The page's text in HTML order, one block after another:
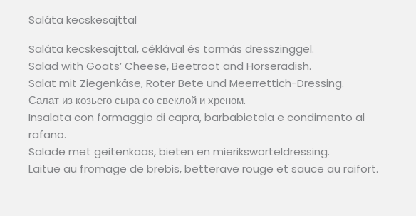
Saláta kecskesajttal
Saláta kecskesajttal, céklával és tormás dresszinggel.
Salad with Goats’ Cheese, Beetroot and Horseradish.
Salat mit Ziegenkäse, Roter Bete und Meerrettich-Dressing.
Салат из козьего сыра со свеклой и хреном.
Insalata con formaggio di capra, barbabietola e condimento al
rafano.
Salade met geitenkaas, bieten en mieriksworteldressing.
Laitue au fromage de brebis, betterave rouge et sauce au raifort.